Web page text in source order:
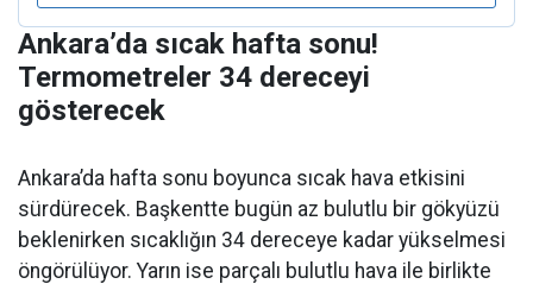
Ankara’da sıcak hafta sonu!
Termometreler 34 dereceyi
gösterecek
Ankara’da hafta sonu boyunca sıcak hava etkisini
sürdürecek. Başkentte bugün az bulutlu bir gökyüzü
beklenirken sıcaklığın 34 dereceye kadar yükselmesi
öngörülüyor. Yarın ise parçalı bulutlu hava ile birlikte